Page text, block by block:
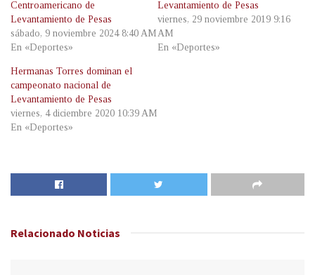
Centroamericano de
Levantamiento de Pesas
sábado, 9 noviembre 2024 8:40 AM
En «Deportes»
Levantamiento de Pesas
viernes, 29 noviembre 2019 9:16
AM
En «Deportes»
Hermanas Torres dominan el
campeonato nacional de
Levantamiento de Pesas
viernes, 4 diciembre 2020 10:39 AM
En «Deportes»
Relacionado Noticias